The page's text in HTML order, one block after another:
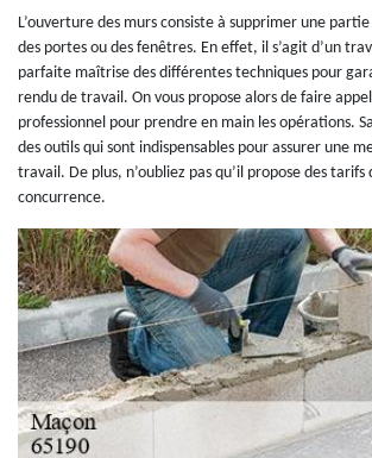
L’ouverture des murs consiste à supprimer une
des portes ou des fenêtres. En effet, il s’agit d’un
parfaite maîtrise des différentes techniques pour
rendu de travail. On vous propose alors de faire
professionnel pour prendre en main les opérations.
des outils qui sont indispensables pour assurer une
travail. De plus, n’oubliez pas qu’il propose des
concurrence.